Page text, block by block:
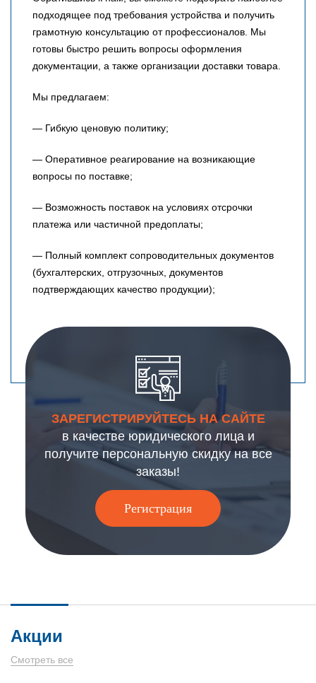
подходящее под требования устройства и получить
грамотную консультацию от профессионалов. Мы
готовы быстро решить вопросы оформления
документации, а также организации доставки товара.
Мы предлагаем:
— Гибкую ценовую политику;
— Оперативное реагирование на возникающие
вопросы по поставке;
— Возможность поставок на условиях отсрочки
платежа или частичной предоплаты;
— Полный комплект сопроводительных документов
(бухгалтерских, отгрузочных, документов
подтверждающих качество продукции);
ЗАРЕГИСТРИРУЙТЕСЬ НА САЙТЕ
в качестве юридического лица и
получите персональную скидку на все
заказы!
Регистрация
Акции
Смотреть все